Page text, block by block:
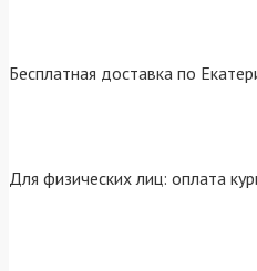
Бесплатная доставка по
Для физических лиц: оплата